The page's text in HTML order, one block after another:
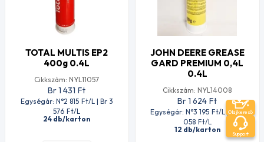
TOTAL MULTIS EP2
400g 0.4L
Cikkszám: NYL11057
Br 1 431 Ft
Egységár: N°2 815 Ft/L | Br 3
576 Ft/L
24 db/karton
JOHN DEERE GREASE
GARD PREMIUM 0,4L
0.4L
Cikkszám: NYL14008
Br 1 624 Ft
Egységár: N°3 195 Ft/L | Br 4
058 Ft/L
12 db/karton
Olajkereső
Support